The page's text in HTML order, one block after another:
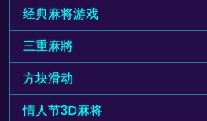
经典麻将游戏
三重麻將
方块滑动
情人节3D麻将